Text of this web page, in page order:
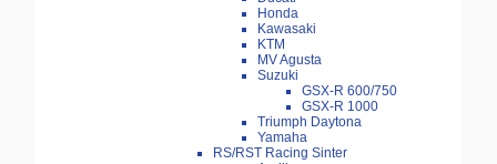
Honda
Kawasaki
KTM
MV Agusta
Suzuki
GSX-R 600/750
GSX-R 1000
Triumph Daytona
Yamaha
RS/RST Racing Sinter